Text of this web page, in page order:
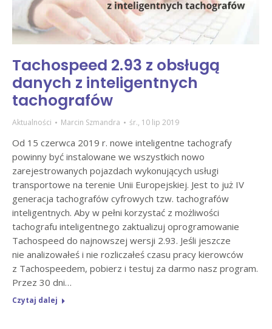
Tachospeed 2.93 z obsługą
danych z inteligentnych
tachografów
Aktualności Marcin Szmandra śr., 10 lip 2019
Od 15 czerwca 2019 r. nowe inteligentne tachografy
powinny być instalowane we wszystkich nowo
zarejestrowanych pojazdach wykonujących usługi
transportowe na terenie Unii Europejskiej. Jest to już IV
generacja tachografów cyfrowych tzw. tachografów
inteligentnych. Aby w pełni korzystać z możliwości
tachografu inteligentnego zaktualizuj oprogramowanie
Tachospeed do najnowszej wersji 2.93. Jeśli jeszcze
nie analizowałeś i nie rozliczałeś czasu pracy kierowców
z Tachospeedem, pobierz i testuj za darmo nasz program.
Przez 30 dni…
Czytaj dalej